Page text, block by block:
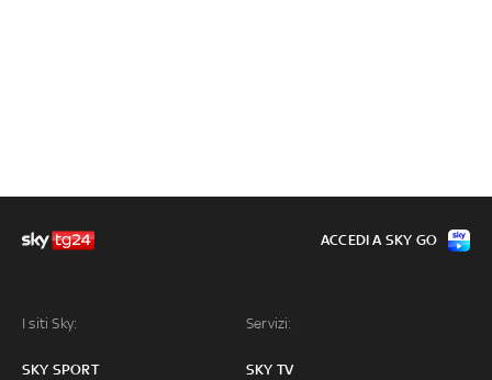
I siti Sky:
SKY SPORT
Servizi:
SKY TV
ACCEDI A SKY GO